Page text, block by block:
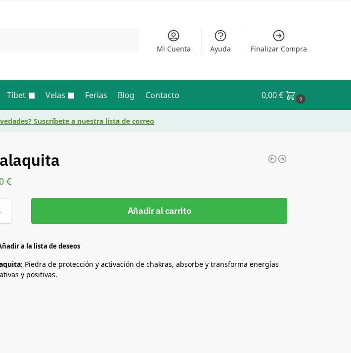
Mi Cuenta Ayuda Finalizar Compra
Tíbet Velas Ferias Blog Contacto 0,00€ 0
Suscríbete a nuestra lista de correo
€
Añadir al carrito
a la lista de deseos
: Piedra de protección y activación de chakras, absorbe y transforma energías
y positivas.